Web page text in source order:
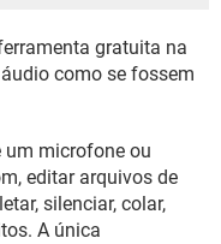
gratuita na
como se fossem
um microfone ou
editar arquivos de
silenciar, colar,
A única